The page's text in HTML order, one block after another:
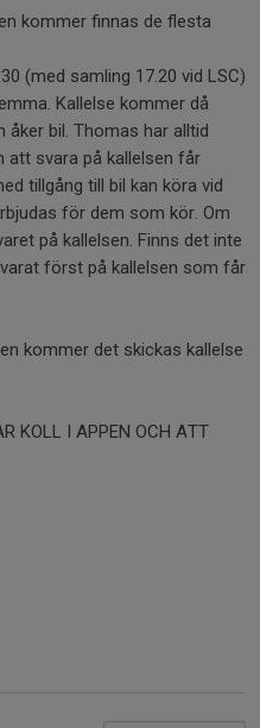
kommer finnas de flesta
(med samling 17.20 vid LSC)
Kallelse kommer då
åker bil. Thomas har alltid
svara på kallelsen får
tillgång till bil kan köra vid
för dem som kör. Om
på kallelsen. Finns det inte
först på kallelsen som får
kommer det skickas kallelse
KOLL I APPEN OCH ATT